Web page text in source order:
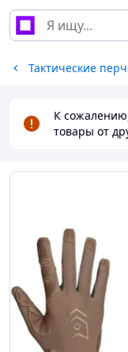
Тактические
К
товары от